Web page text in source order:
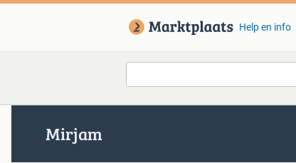
Help en info
Van deze adverteerder
Mirjam